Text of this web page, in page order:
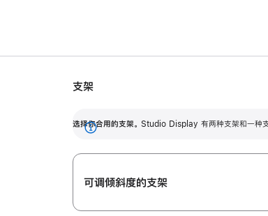
调节范围。
支架
选择你合用的支架。 Studio Display 有两种支架和一种支
展
开
可调倾斜度的支架